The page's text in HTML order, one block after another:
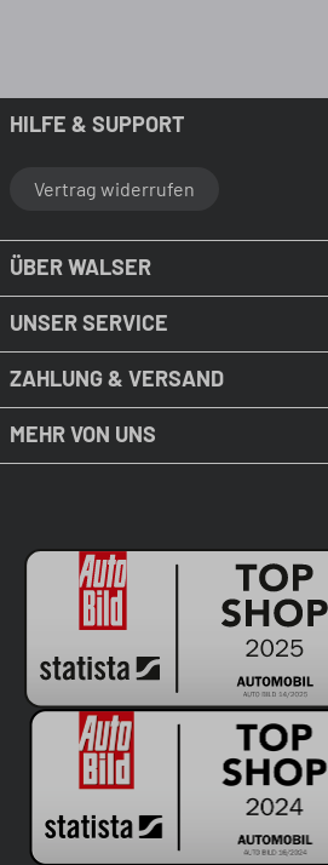
HILFE & SUPPORT
Vertrag widerrufen
ÜBER WALSER
UNSER SERVICE
ZAHLUNG & VERSAND
MEHR VON UNS